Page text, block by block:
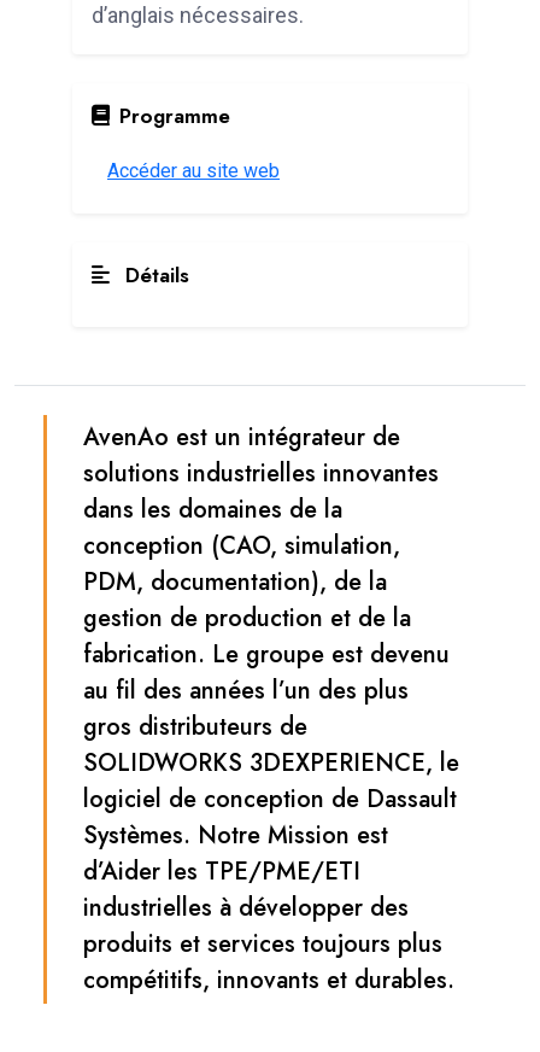
d’anglais nécessaires.
Programme
Accéder au site web
Détails
AvenAo est un intégrateur de
solutions industrielles innovantes
dans les domaines de la
conception (CAO, simulation,
PDM, documentation), de la
gestion de production et de la
fabrication. Le groupe est devenu
au fil des années l’un des plus
gros distributeurs de
SOLIDWORKS 3DEXPERIENCE, le
logiciel de conception de Dassault
Systèmes. Notre Mission est
d’Aider les TPE/PME/ETI
industrielles à développer des
produits et services toujours plus
compétitifs, innovants et durables.